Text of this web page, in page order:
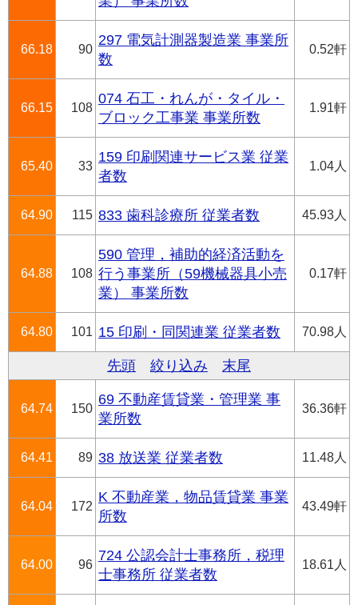
66.18 90
297 電気計測器製造業 事業所
数
0.52軒
66.15 108
074 石工・れんが・タイル・
ブロック工事業 事業所数
1.91軒
65.40 33
159 印刷関連サービス業 従業
者数
1.04人
64.90 115 833 歯科診療所 従業者数 45.93人
64.88 108
590 管理，補助的経済活動を
行う事業所（59機械器具小売
業） 事業所数
0.17軒
64.80 101 15 印刷・同関連業 従業者数 70.98人
先頭 絞り込み 末尾
64.74 150
69 不動産賃貸業・管理業 事
業所数
36.36軒
64.41 89 38 放送業 従業者数 11.48人
64.04 172
K 不動産業，物品賃貸業 事業
所数
43.49軒
64.00 96
724 公認会計士事務所，税理
士事務所 従業者数
18.61人